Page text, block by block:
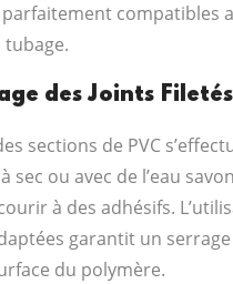
compatibles
des Joints Filetés
sections de PVC
sec ou avec de l’eau
à des adhésifs.
garantit un
du polymère.